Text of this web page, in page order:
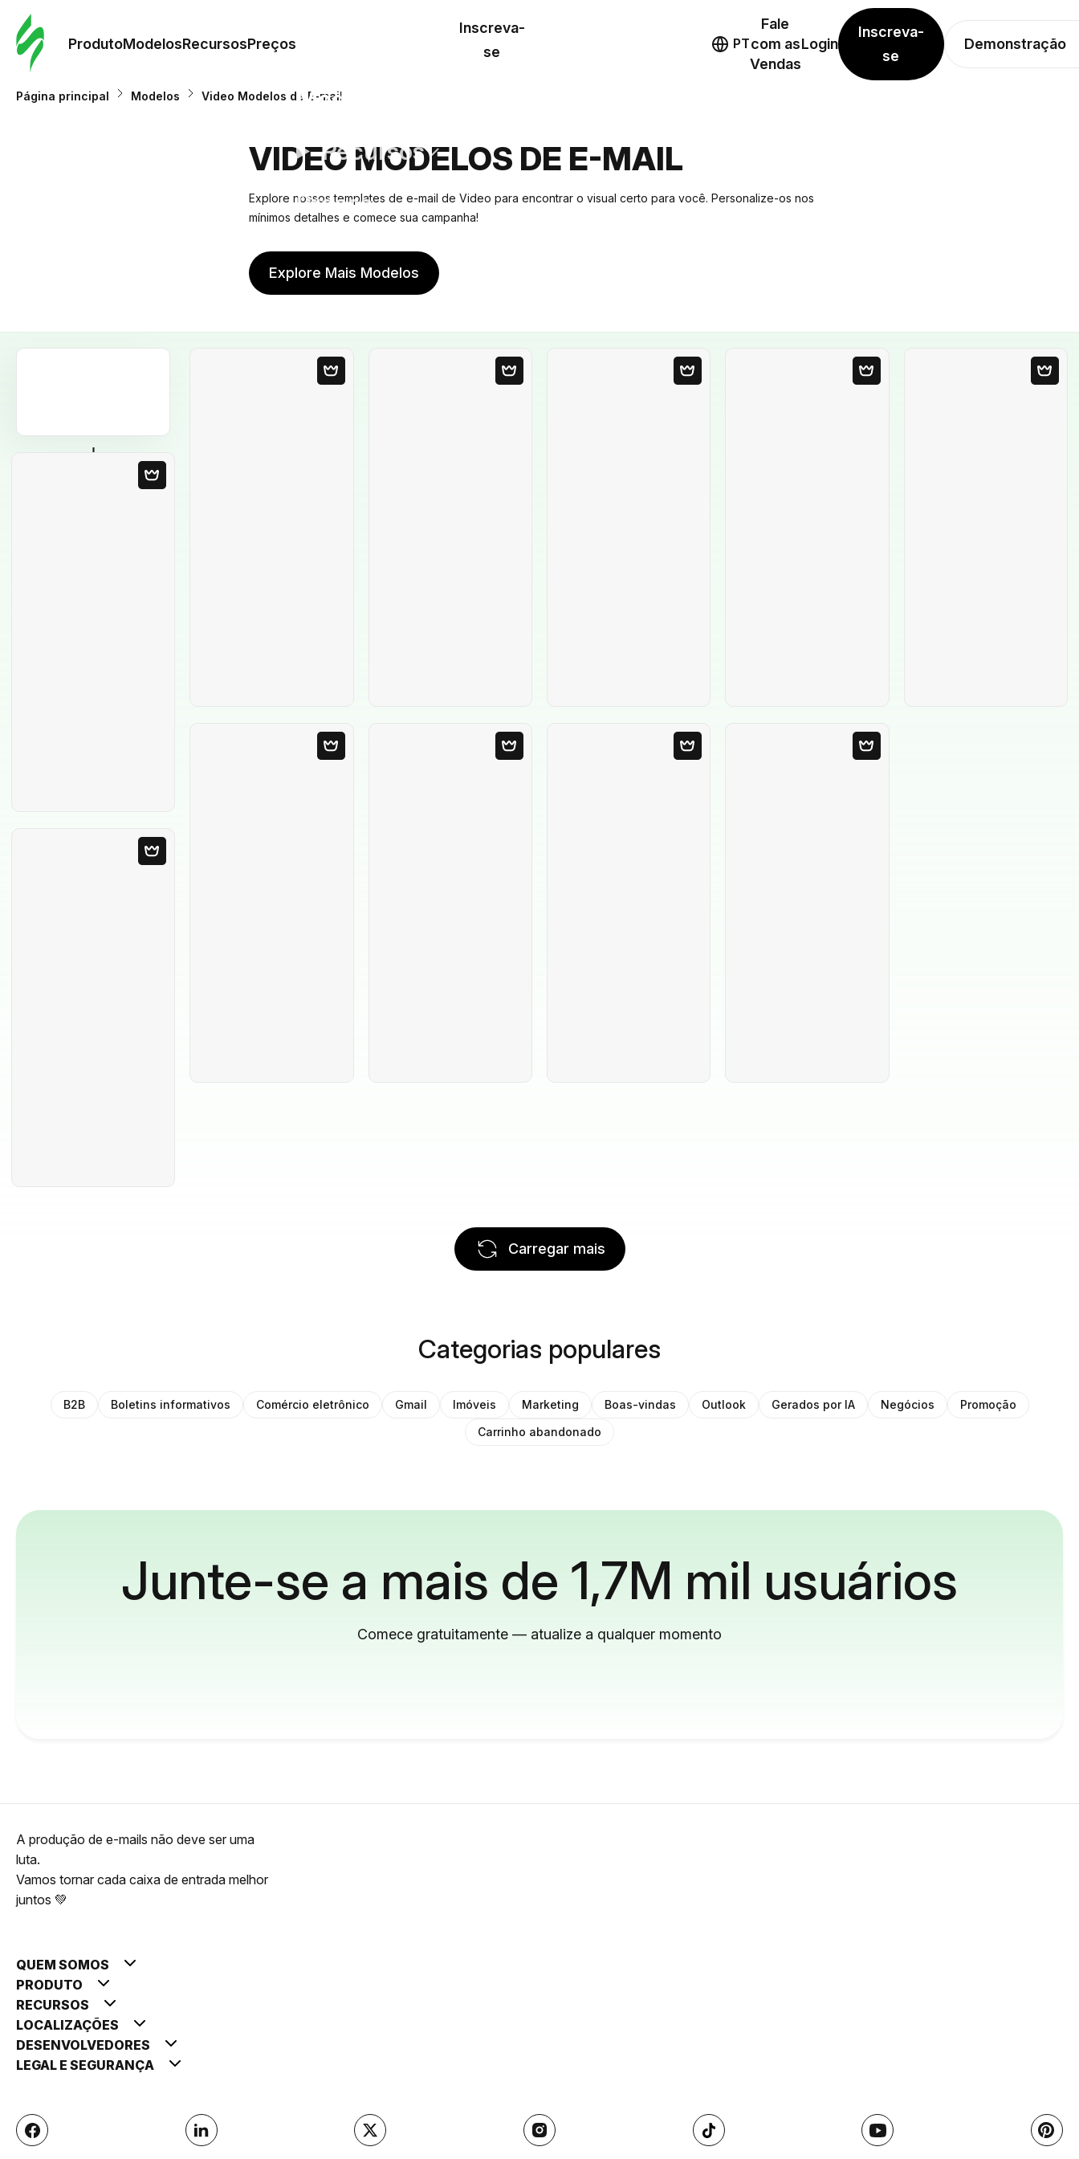
ProdutoModelosRecursosPreços
Modelos
Recursos
Preços
Inscreva-
se
PT
Fale
com as
Vendas
Login
Inscreva-
se
Demonstração
Página principal Modelos Video Modelos de E-mail
VIDEO MODELOS DE E-MAIL
Explore nossos templates de e-mail de Video para encontrar o visual certo para você. Personalize-os nos
mínimos detalhes e comece sua campanha!
Explore Mais Modelos
Carregar mais
Categorias populares
B2B Boletins informativos Comércio eletrônico Gmail Imóveis Marketing Boas-vindas Outlook Gerados por IA Negócios
Promoção
Carrinho abandonado
Junte-se a mais de 1,7M mil usuários
Comece gratuitamente — atualize a qualquer momento
A produção de e-mails não deve ser uma
luta.
Vamos tornar cada caixa de entrada melhor
juntos 💚
QUEM SOMOS
PRODUTO
RECURSOS
LOCALIZAÇÕES
DESENVOLVEDORES
LEGAL E SEGURANÇA